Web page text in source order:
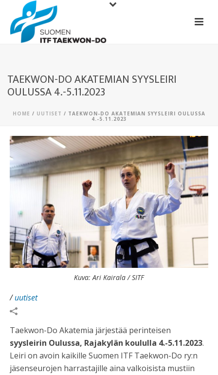
TAEKWON-DO AKATEMIAN SYYSLEIRI
OULUSSA 4.-5.11.2023
HOME / UUTISET / TAEKWON-DO AKATEMIAN SYYSLEIRI OULUSSA
4.-5.11.2023
Kuva: Ari Kairala / SITF
/uutiset
Taekwon-Do Akatemia järjestää perinteisen
syysleirin Oulussa, Rajakylän koululla 4.-5.11.2023.
Leiri on avoin kaikille Suomen ITF Taekwon-Do ry:n
jäsenseurojen harrastajille aina valkoisista mustiin